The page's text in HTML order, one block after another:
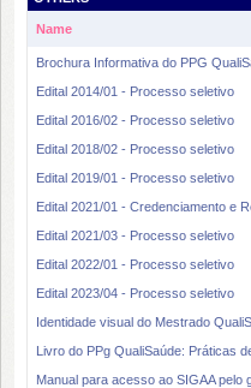
Name
Brochura Informativa do PPG
Edital 2014/01 - Processo seletivo
Edital 2016/02 - Processo seletivo
Edital 2018/02 - Processo seletivo
Edital 2019/01 - Processo seletivo
Edital 2021/01 - Credenciamento e
Edital 2021/03 - Processo seletivo
Edital 2022/01 - Processo seletivo
Edital 2023/04 - Processo seletivo
Identidade visual do Mestrado
Livro do PPg QualiSaúde: Práticas
Manual para acesso ao SIGAA pelo